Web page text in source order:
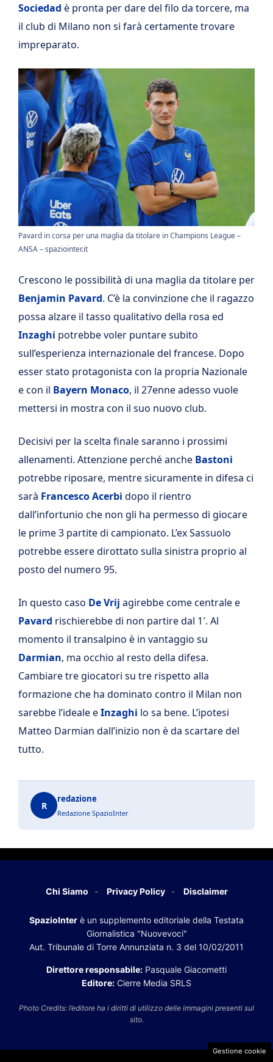
Sociedad è pronta per dare del filo da torcere, ma
il club di Milano non si farà certamente trovare
impreparato.
Pavard in corsa per una maglia da titolare in Champions League –
ANSA – spaziointer.it
Crescono le possibilità di una maglia da titolare per
Benjamin Pavard. C’è la convinzione che il ragazzo
possa alzare il tasso qualitativo della rosa ed
Inzaghi potrebbe voler puntare subito
sull’esperienza internazionale del francese. Dopo
esser stato protagonista con la propria Nazionale
e con il Bayern Monaco, il 27enne adesso vuole
mettersi in mostra con il suo nuovo club.
Decisivi per la scelta finale saranno i prossimi
allenamenti. Attenzione perché anche Bastoni
potrebbe riposare, mentre sicuramente in difesa ci
sarà Francesco Acerbi dopo il rientro
dall’infortunio che non gli ha permesso di giocare
le prime 3 partite di campionato. L’ex Sassuolo
potrebbe essere dirottato sulla sinistra proprio al
posto del numero 95.
In questo caso De Vrij agirebbe come centrale e
Pavard rischierebbe di non partire dal 1′. Al
momento il transalpino è in vantaggio su
Darmian, ma occhio al resto della difesa.
Cambiare tre giocatori su tre rispetto alla
formazione che ha dominato contro il Milan non
sarebbe l’ideale eInzaghi lo sa bene. L’ipotesi
Matteo Darmian dall’inizio non è da scartare del
tutto.
R
redazione
Redazione SpazioInter
Chi Siamo Privacy Policy Disclaimer
SpazioInter è un supplemento editoriale della Testata
Giornalistica "Nuovevoci"
Aut. Tribunale di Torre Annunziata n. 3 del 10/02/2011
Direttore responsabile: Pasquale Giacometti
Editore: Cierre Media SRLS
Photo Credits: l’editore ha i diritti di utilizzo delle immagini presenti sul
sito.
Gestione cookie